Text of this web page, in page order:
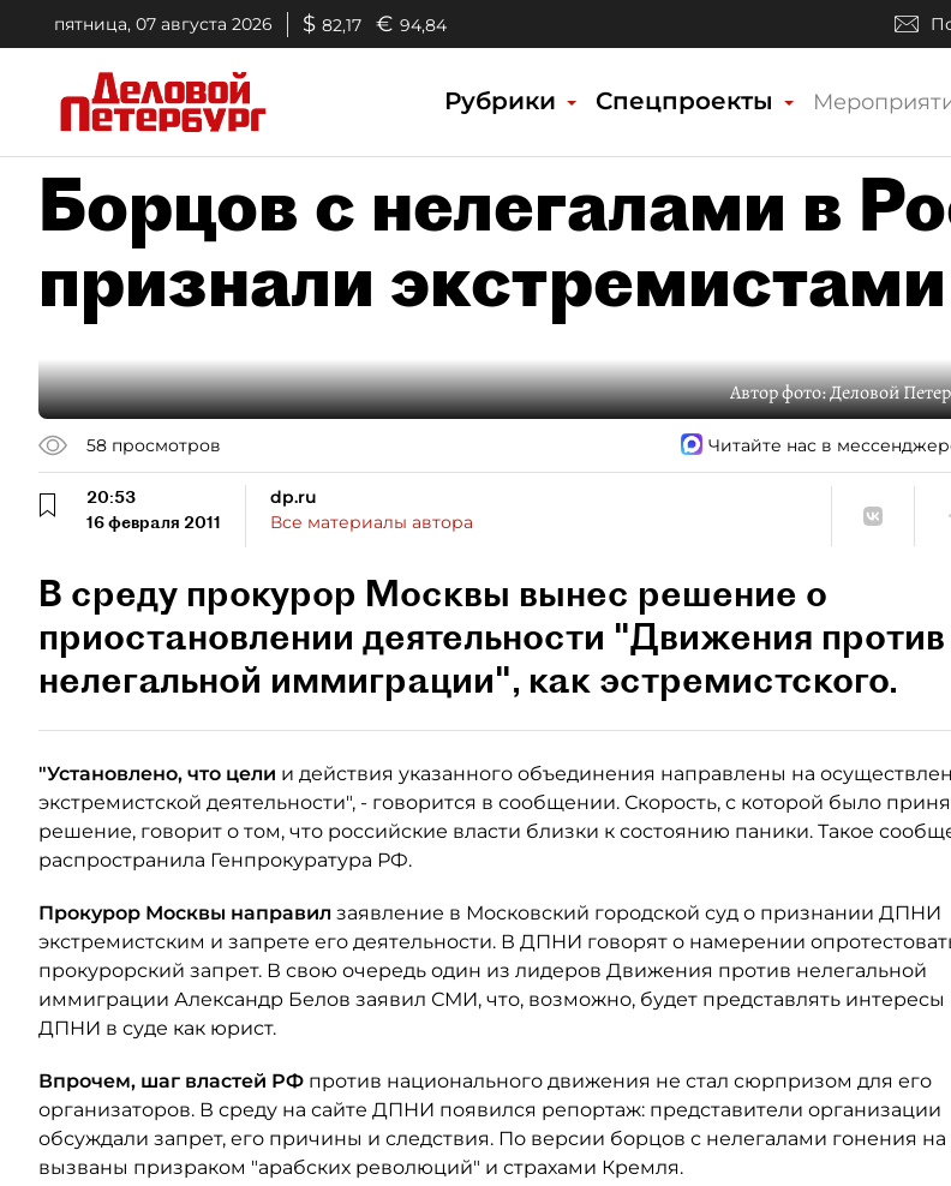
пятница, 07 августа 2026 $ 82,17 € 94,84
Рубрики Спецпроекты
Борцов с нелегалами в
признали экстремистами
Автор фото:Деловой
58 просмотров Читайте нас в
20:53
16 февраля 2011
dp.ru
Все материалы автора
В среду прокурор Москвы вынес решение о
приостановлении деятельности "Движения против
нелегальной иммиграции", как эстремистского.
"Установлено, что цели и действия указанного объединения направлены на
экстремистской деятельности", - говорится в сообщении. Скорость, с которой было
решение, говорит о том, что российские власти близки к состоянию паники. Такое
распространила Генпрокуратура РФ.
Прокурор Москвы направил заявление в Московский городской суд о признании ДПНИ
экстремистским и запрете его деятельности. В ДПНИ говорят о намерении
прокурорский запрет. В свою очередь один из лидеров Движения против нелегальной
иммиграции Александр Белов заявил СМИ, что, возможно, будет представлять интересы
ДПНИ в суде как юрист.
Впрочем, шаг властей РФ против национального движения не стал сюрпризом для его
организаторов. В среду на сайте ДПНИ появился репортаж: представители организации
обсуждали запрет, его причины и следствия. По версии борцов с нелегалами гонения на
вызваны призраком "арабских революций" и страхами Кремля.